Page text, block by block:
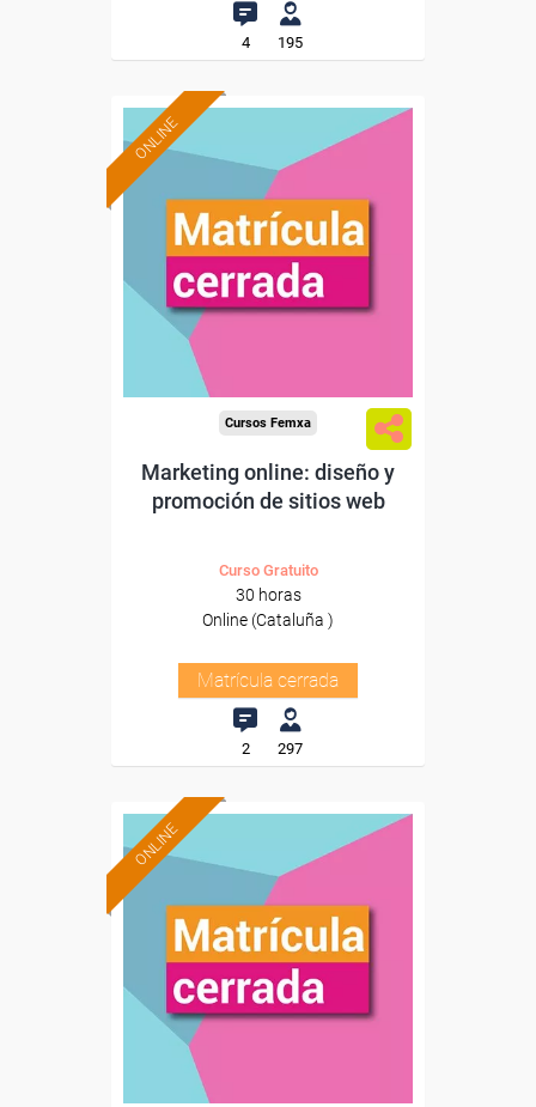
4 195
ONLINE
Cursos Femxa
Marketing online: diseño y
promoción de sitios web
Curso Gratuito
30 horas
Online (Cataluña )
Matrícula cerrada
2 297
ONLINE